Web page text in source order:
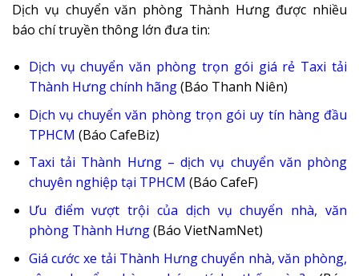
Dịch vụ chuyển văn phòng Thành Hưng được nhiều
báo chí truyền thông lớn đưa tin:
Dịch vụ chuyển văn phòng trọn gói giá rẻ Taxi tải
Thành Hưng chính hãng(Báo Thanh Niên)
Dịch vụ chuyển văn phòng trọn gói uy tín hàng đầu
TPHCM (Báo CafeBiz)
Taxi tải Thành Hưng – dịch vụ chuyển văn phòng
chuyên nghiệp tại TPHCM (Báo CafeF)
Ưu điểm vượt trội của dịch vụ chuyển nhà, văn
phòng Thành Hưng(Báo VietNamNet)
Giá cước xe tải Thành Hưng chuyển nhà, văn phòng,